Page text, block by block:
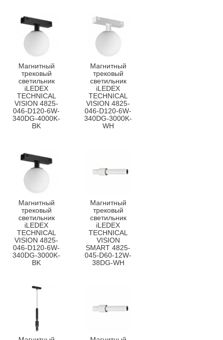
Магнитный
трековый
светильник
iLEDEX
TECHNICAL
VISION 4825-
046-D120-6W-
340DG-4000K-
BK
Магнитный
трековый
светильник
iLEDEX
TECHNICAL
VISION 4825-
046-D120-6W-
340DG-3000K-
WH
Магнитный
трековый
светильник
iLEDEX
TECHNICAL
VISION 4825-
046-D120-6W-
340DG-3000K-
BK
Магнитный
трековый
светильник
iLEDEX
TECHNICAL
VISION
SMART 4825-
045-D60-12W-
38DG-WH